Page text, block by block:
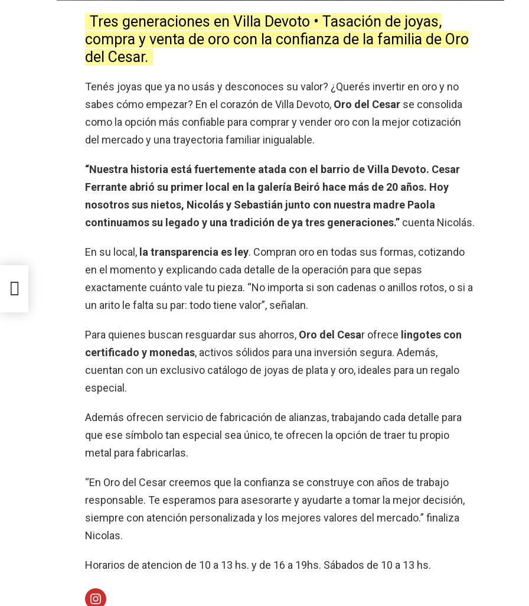
Tres generaciones en Villa Devoto • Tasación de joyas,
compra y venta de oro con la confianza de la familia de Oro
del Cesar.
Tenés joyas que ya no usás y desconoces su valor? ¿Querés invertir en oro y no
sabes cómo empezar? En el corazón de Villa Devoto, Oro del Cesar se consolida
como la opción más confiable para comprar y vender oro con la mejor cotización
del mercado y una trayectoria familiar inigualable.
“Nuestra historia está fuertemente atada con el barrio de Villa Devoto. Cesar
Ferrante abrió su primer local en la galería Beiró hace más de 20 años. Hoy
nosotros sus nietos, Nicolás y Sebastián junto con nuestra madre Paola
continuamos su legado y una tradición de ya tres generaciones.” cuenta Nicolás.
En su local, la transparencia es ley. Compran oro en todas sus formas, cotizando
en el momento y explicando cada detalle de la operación para que sepas
exactamente cuánto vale tu pieza. “No importa si son cadenas o anillos rotos, o si a
un arito le falta su par: todo tiene valor”, señalan.
Para quienes buscan resguardar sus ahorros, Oro del Cesar ofrece lingotes con
certificado y monedas, activos sólidos para una inversión segura. Además,
cuentan con un exclusivo catálogo de joyas de plata y oro, ideales para un regalo
especial.
Además ofrecen servicio de fabricación de alianzas, trabajando cada detalle para
que ese símbolo tan especial sea único, te ofrecen la opción de traer tu propio
metal para fabricarlas.
“En Oro del Cesar creemos que la confianza se construye con años de trabajo
responsable. Te esperamos para asesorarte y ayudarte a tomar la mejor decisión,
siempre con atención personalizada y los mejores valores del mercado.” finaliza
Nicolas.
Horarios de atencion de 10 a 13 hs. y de 16 a 19hs. Sábados de 10 a 13 hs.
Instagram